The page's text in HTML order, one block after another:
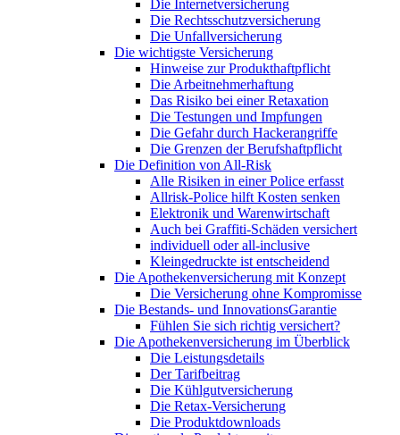
Die Internetversicherung
Die Rechtsschutzversicherung
Die Unfallversicherung
Die wichtigste Versicherung
Hinweise zur Produkthaftpflicht
Die Arbeitnehmerhaftung
Das Risiko bei einer Retaxation
Die Testungen und Impfungen
Die Gefahr durch Hackerangriffe
Die Grenzen der Berufshaftpflicht
Die Definition von All-Risk
Alle Risiken in einer Police erfasst
Allrisk-Police hilft Kosten senken
Elektronik und Warenwirtschaft
Auch bei Graffiti-Schäden versichert
individuell oder all-inclusive
Kleingedruckte ist entscheidend
Die Apothekenversicherung mit Konzept
Die Versicherung ohne Kompromisse
Die Bestands- und InnovationsGarantie
Fühlen Sie sich richtig versichert?
Die Apothekenversicherung im Überblick
Die Leistungsdetails
Der Tarifbeitrag
Die Kühlgutversicherung
Die Retax-Versicherung
Die Produktdownloads